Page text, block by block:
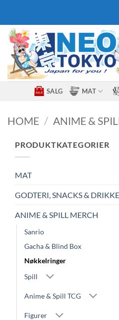
content
SALG MAT
HOME / ANIME &
PRODUKTKATEGORIER
MAT
GODTERI, SNACKS & DRIKKE
ANIME & SPILL MERCH
Sanrio
Gacha & Blind Box
Nøkkelringer
Spill
Anime & Spill TCG
Figurer